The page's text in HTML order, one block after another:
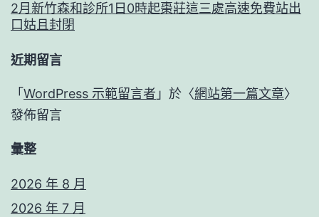
2月新竹森和診所1日0時起棗莊這三處高速免費站出
口姑且封閉
近期留言
「 WordPress 示範留言者 」於〈網站第一篇文章〉
發佈留言
彙整
2026 年 8 月
2026 年 7 月